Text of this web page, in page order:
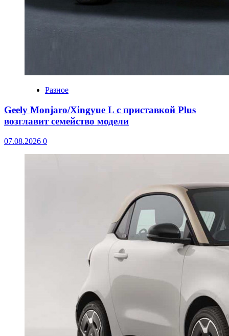
Разное
Geely Monjaro/Xingyue L с приставкой Plus
возглавит семейство модели
07.08.2026 0